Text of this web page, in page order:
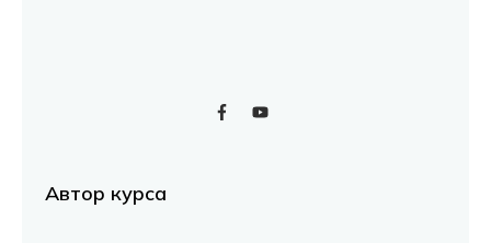
Автор курса